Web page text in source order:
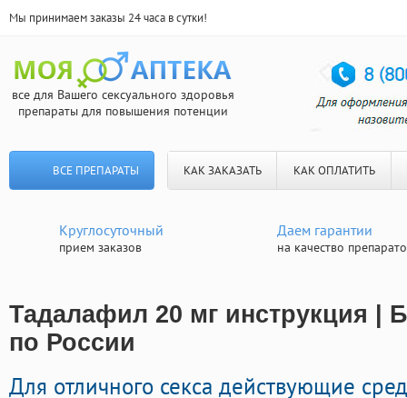
Мы принимаем заказы 24 часа в сутки!
все для Вашего сексуального здоровья
препараты для повышения потенции
ВСЕ ПРЕПАРАТЫ КАК ЗАКАЗАТЬ КАК ОПЛАТИТЬ
Круглосуточный
прием заказов
Даем гарантии
на качество
Тадалафил 20 мг инструкция |
по России
Для отличного секса действующие